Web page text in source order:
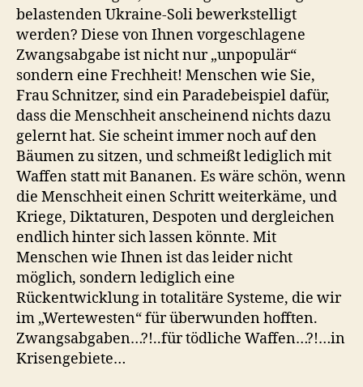
belastenden Ukraine-Soli bewerkstelligt
werden? Diese von Ihnen vorgeschlagene
Zwangsabgabe ist nicht nur „unpopulär“
sondern eine Frechheit! Menschen wie Sie,
Frau Schnitzer, sind ein Paradebeispiel dafür,
dass die Menschheit anscheinend nichts dazu
gelernt hat. Sie scheint immer noch auf den
Bäumen zu sitzen, und schmeißt lediglich mit
Waffen statt mit Bananen. Es wäre schön, wenn
die Menschheit einen Schritt weiterkäme, und
Kriege, Diktaturen, Despoten und dergleichen
endlich hinter sich lassen könnte. Mit
Menschen wie Ihnen ist das leider nicht
möglich, sondern lediglich eine
Rückentwicklung in totalitäre Systeme, die wir
im „Wertewesten“ für überwunden hofften.
Zwangsabgaben…?!..für tödliche Waffen…?!…in
Krisengebiete…